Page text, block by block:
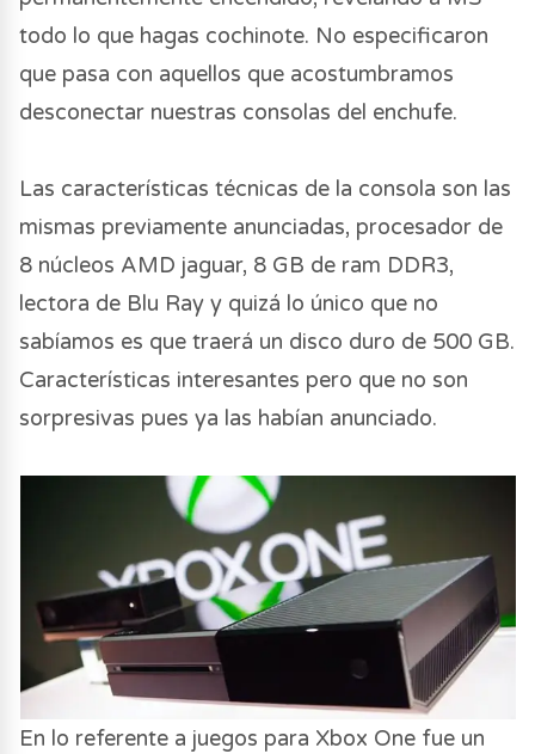
todo lo que hagas cochinote. No especificaron
que pasa con aquellos que acostumbramos
desconectar nuestras consolas del enchufe.
Las características técnicas de la consola son las
mismas previamente anunciadas, procesador de
8 núcleos AMD jaguar, 8 GB de ram DDR3,
lectora de Blu Ray y quizá lo único que no
sabíamos es que traerá un disco duro de 500 GB.
Características interesantes pero que no son
sorpresivas pues ya las habían anunciado.
En lo referente a juegos para Xbox One fue un